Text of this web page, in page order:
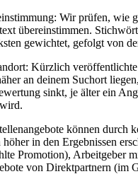
Wir prüfen, wie
übereinstimmen.
gewichtet, gefolgt von
Kürzlich veröffentlichte
an deinem Suchort
sinkt, je älter ein
können durch
höher in den Ergebnissen
Promotion), Arbeitgeber
von Direktpartnern (im